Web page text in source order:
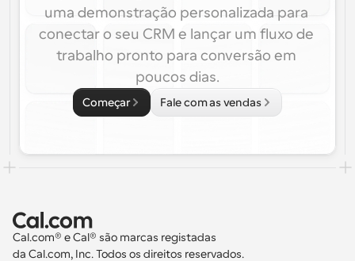
uma demonstração personalizada para
conectar o seu CRM e lançar um fluxo de
trabalho pronto para conversão em
poucos dias.
Começar Fale com as vendas
Cal.com® e Cal® são marcas registadas
da Cal.com, Inc. Todos os direitos reservados.